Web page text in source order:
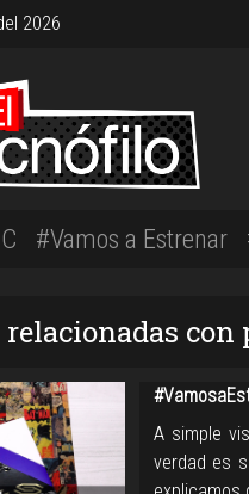
2026
#Vamos a Estrenar
con
A simple
verdad es